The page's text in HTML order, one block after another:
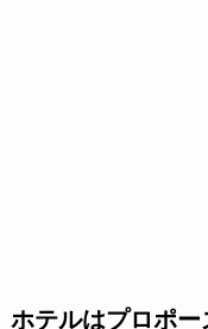
ホテルはプロポー